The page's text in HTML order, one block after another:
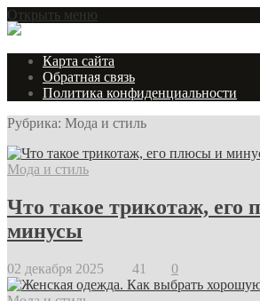
Открыть меню
Карта сайта
Обратная связь
Политика конфиденциальности
Рубрика: Мода и стиль
Мода и стиль
Что такое трикотаж, его
минусы
02 декабря 2025 41 0